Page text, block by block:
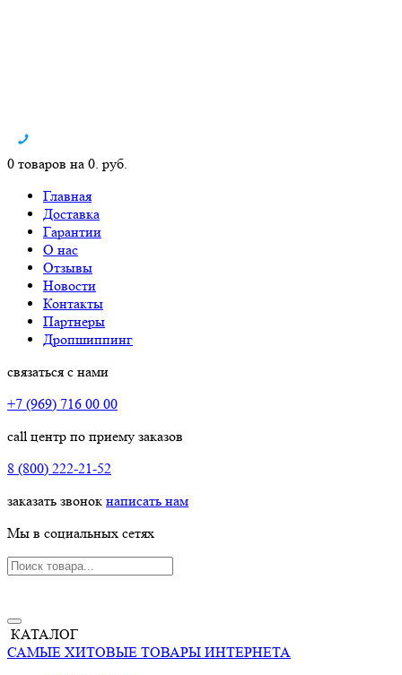
0 товаров на 0. руб.
Главная
Доставка
Гарантии
О нас
Отзывы
Новости
Контакты
Партнеры
Дропшиппинг
связаться с нами
+7 (969) 716 00 00
call центр по приему заказов
8 (800) 222-21-52
заказать звонок написать нам
Мы в социальных сетях
КАТАЛОГ
САМЫЕ ХИТОВЫЕ ТОВАРЫ ИНТЕРНЕТА